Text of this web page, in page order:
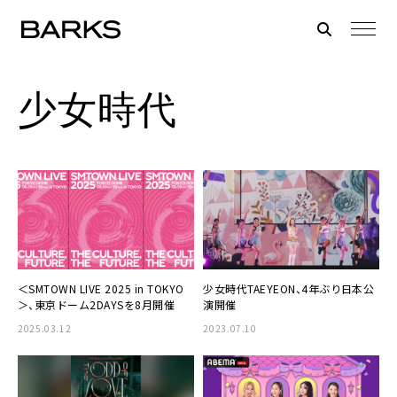
少女時代
＜SMTOWN LIVE 2025 in TOKYO
＞、東京ドーム2DAYSを8月開催
2025.03.12
少女時代TAEYEON、4年ぶり日本公
演開催
2023.07.10